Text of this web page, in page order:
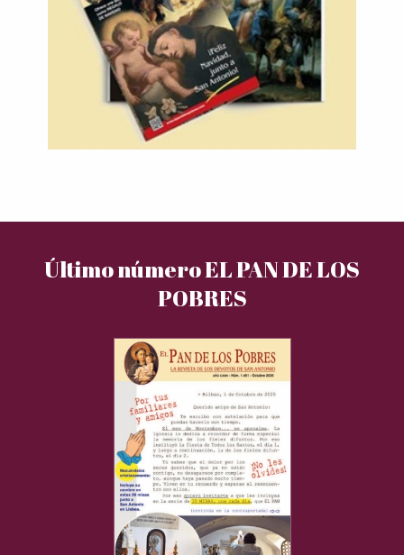
Último número EL PAN DE LOS
POBRES